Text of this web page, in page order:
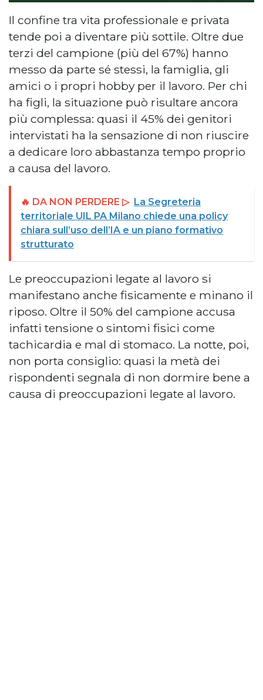
Il confine tra vita professionale e privata
tende poi a diventare più sottile. Oltre due
terzi del campione (più del 67%) hanno
messo da parte sé stessi, la famiglia, gli
amici o i propri hobby per il lavoro. Per chi
ha figli, la situazione può risultare ancora
più complessa: quasi il 45% dei genitori
intervistati ha la sensazione di non riuscire
a dedicare loro abbastanza tempo proprio
a causa del lavoro.
🔥 DA NON PERDERE ▷ La Segreteria
territoriale UIL PA Milano chiede una policy
chiara sull’uso dell’IA e un piano formativo
strutturato
Le preoccupazioni legate al lavoro si
manifestano anche fisicamente e minano il
riposo. Oltre il 50% del campione accusa
infatti tensione o sintomi fisici come
tachicardia e mal di stomaco. La notte, poi,
non porta consiglio: quasi la metà dei
rispondenti segnala di non dormire bene a
causa di preoccupazioni legate al lavoro.